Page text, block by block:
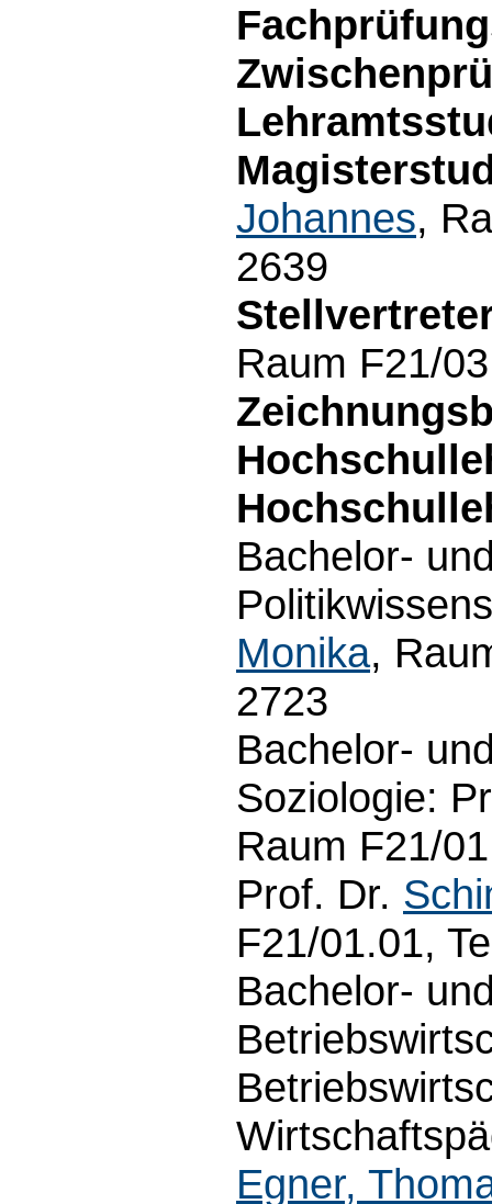
Johannes,
2639
Raum F21/
Bachelor-
Monika,
2723
Bachelor-
Soziologie:
Raum F21/
Prof. Dr.
F21/01.01,
Bachelor-
Egner,